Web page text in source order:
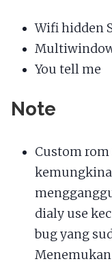
Wifi hidden
You tell me
Note
Custom rom
dialy use
bug yang
Menemukan